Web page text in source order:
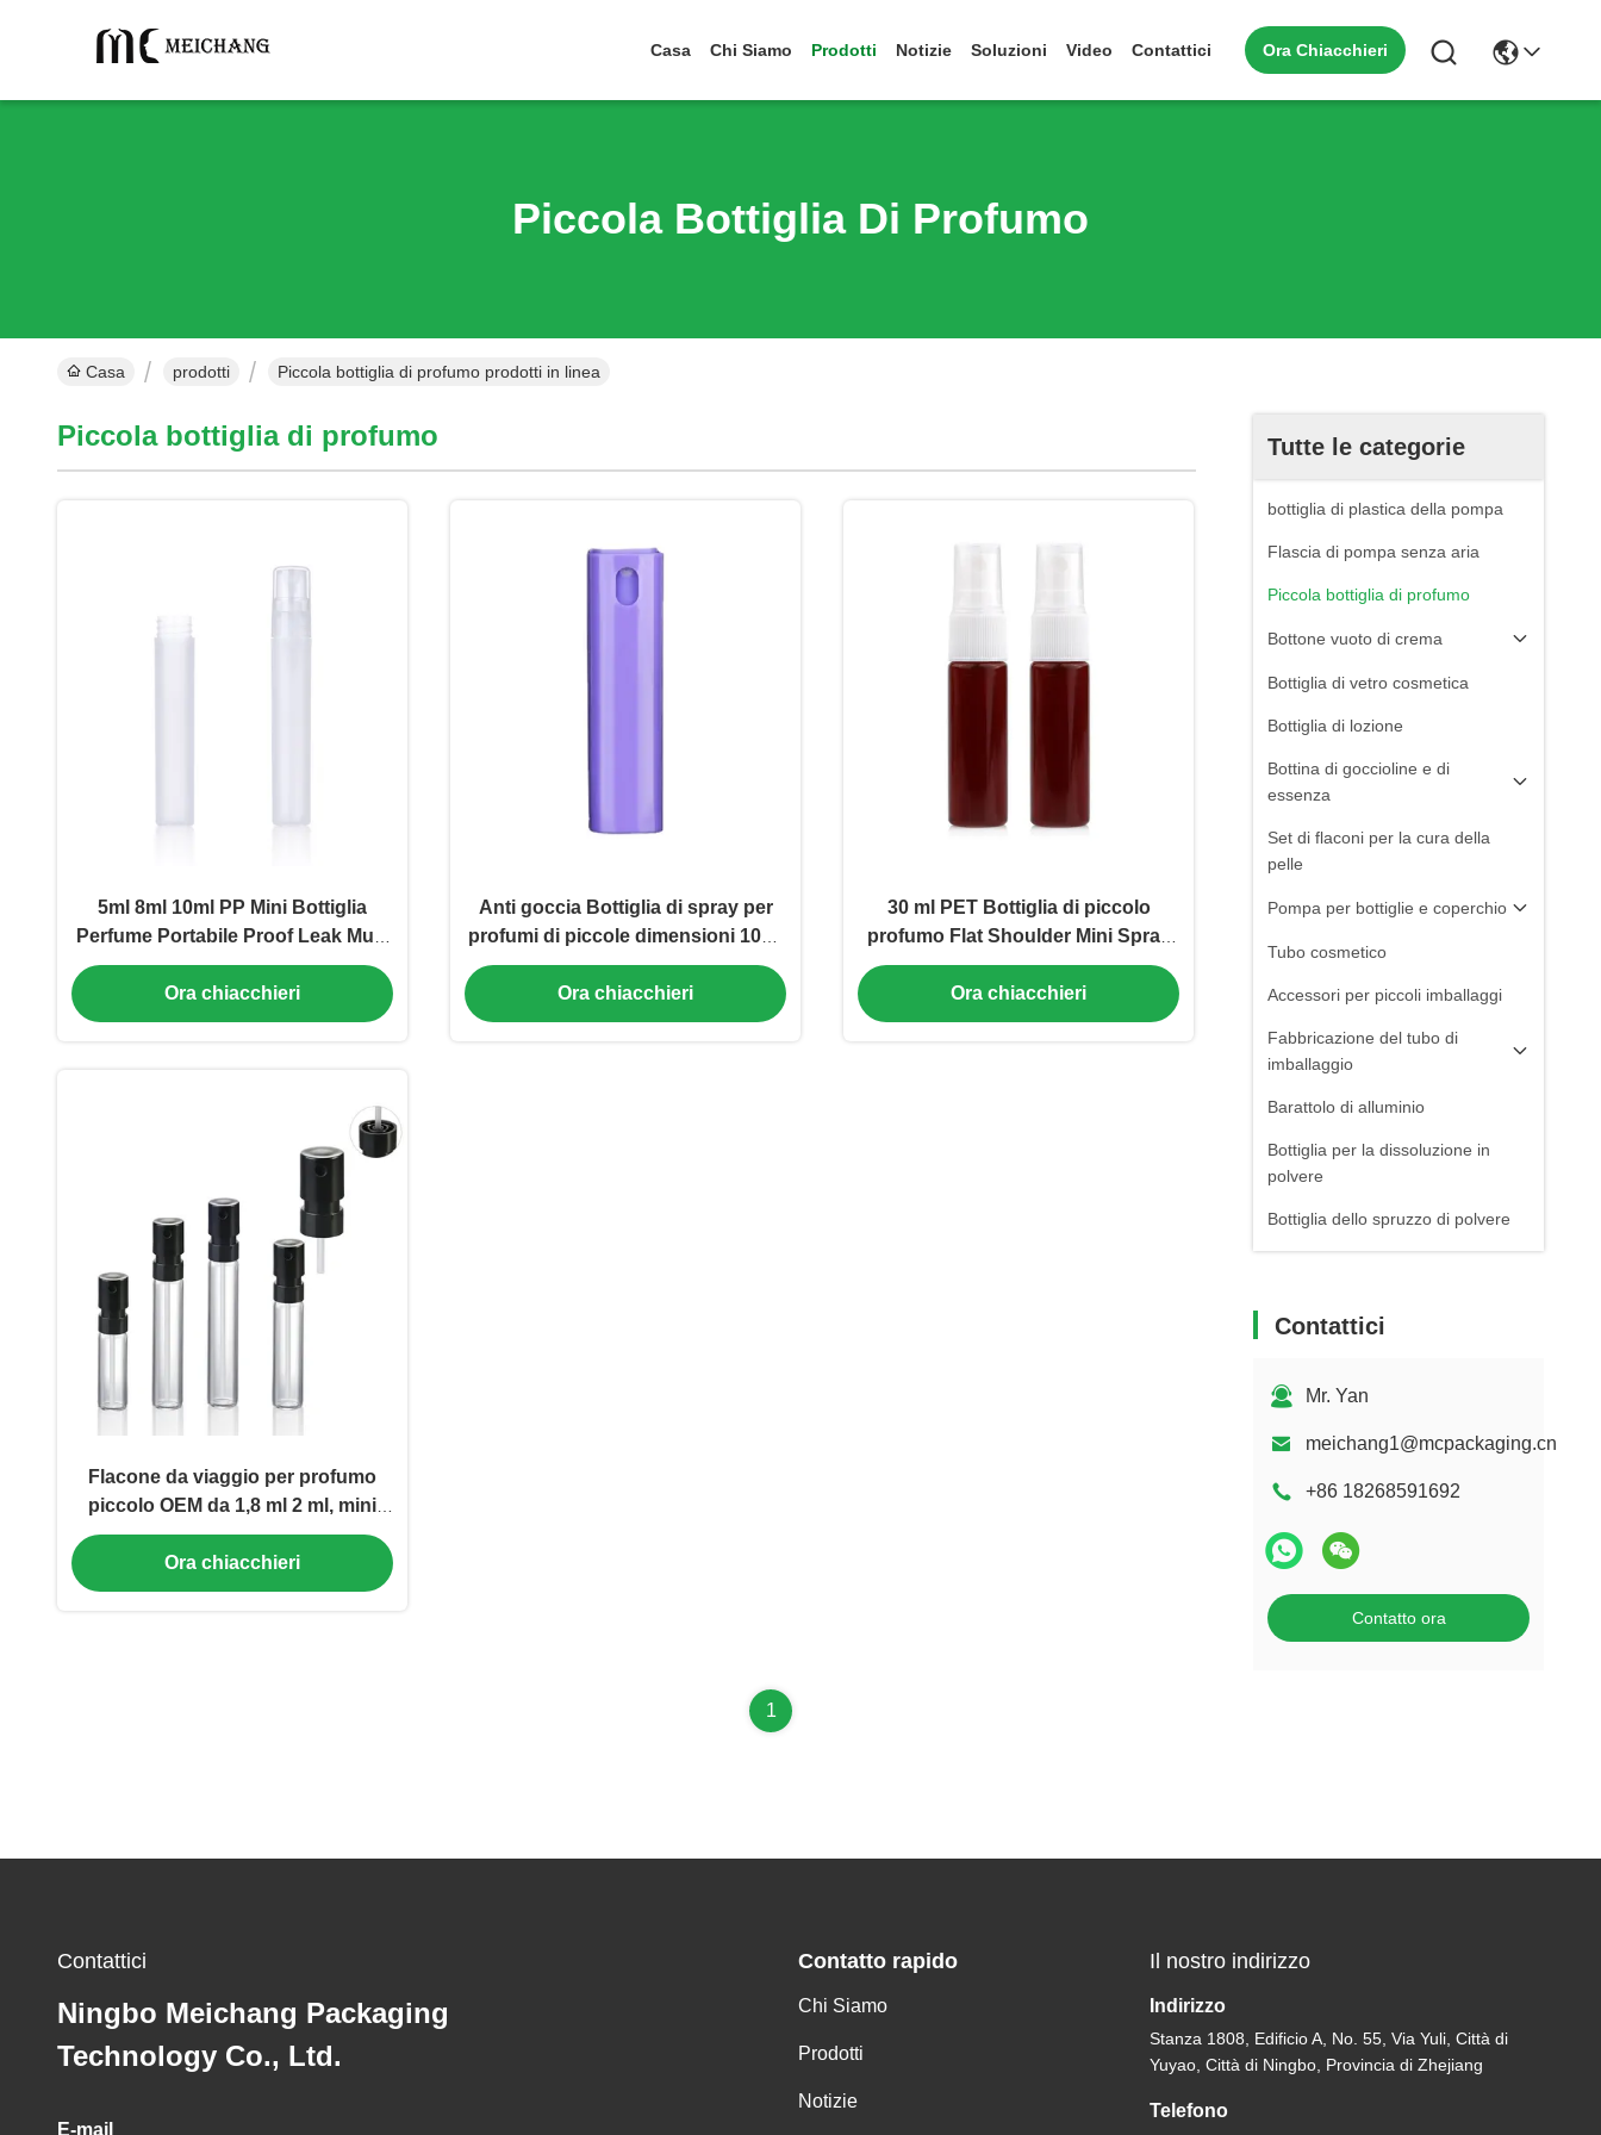
Casa Chi Siamo Prodotti Notizie Soluzioni Video Contattici Ora Chiacchieri
Piccola Bottiglia Di Profumo
Casa prodotti Piccola bottiglia di profumo prodotti in linea
Tutte le categorie
bottiglia di plastica della pompa
Flascia di pompa senza aria
Piccola bottiglia di profumo
Bottone vuoto di crema
Bottiglia di vetro cosmetica
Bottiglia di lozione
Bottina di goccioline e di
essenza
Set di flaconi per la cura della
pelle
Pompa per bottiglie e coperchio
Tubo cosmetico
Accessori per piccoli imballaggi
Fabbricazione del tubo di
imballaggio
Barattolo di alluminio
Bottiglia per la dissoluzione in
polvere
Bottiglia dello spruzzo di polvere
Contattici
Mr. Yan
meichang1@mcpackaging.cn
+86 18268591692
Contatto ora
Piccola bottiglia di profumo
5ml 8ml 10ml PP Mini Bottiglia
Perfume Portabile Proof Leak Multi
Color (MC-1201)
Ora chiacchieri
Anti goccia Bottiglia di spray per
profumi di piccole dimensioni 10ml
15ml 20ml 30ml Bottiglia di spray
AS quadrata (MC-1202)
Ora chiacchieri
30 ml PET Bottiglia di piccolo
profumo Flat Shoulder Mini Spray
Bottiglie di profumo (MC-1203)
Ora chiacchieri
Flacone da viaggio per profumo
piccolo OEM da 1,8 ml 2 ml, mini
flaconi spray campione (MC-1204)
Ora chiacchieri
1
Contattici
Ningbo Meichang Packaging
Technology Co., Ltd.
E-mail
Contatto rapido
Chi Siamo
Prodotti
Notizie
Il nostro indirizzo
Indirizzo
Stanza 1808, Edificio A, No. 55, Via Yuli, Città di
Yuyao, Città di Ningbo, Provincia di Zhejiang
Telefono